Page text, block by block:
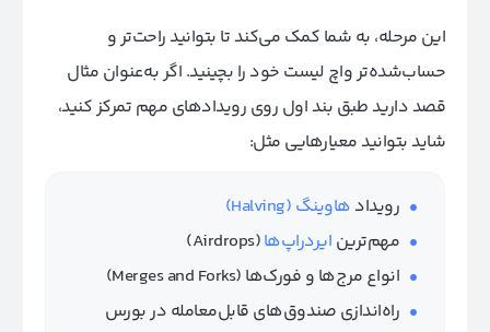
این مرحله، به شما کمک می‌کند تا بتوانید راحت‌تر و
حساب‌شده‌تر واچ لیست خود را بچینید. اگر به‌عنوان مثال
قصد دارید طبق بند اول روی رویدادهای مهم تمرکز کنید،
شاید بتوانید معیارهایی مثل:
رویداد هاوینگ (Halving)
مهم‌ترین ایردراپ‌‌‌ها(Airdrops)
انواع مرج‌ها و فورک‌ها (Merges and Forks)
راه‌اندازی صندوق‌های قابل‌معامله در بورس